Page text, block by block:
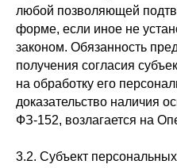
любой позволяющей
форме, если иное не
законом. Обязанность
получения согласия
на обработку его
доказательство наличия
ФЗ-152, возлагается на
3.2. Субъект